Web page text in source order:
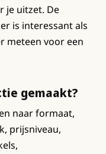
je uitzet. De
is interessant als
meteen voor een
gemaakt?
naar formaat,
prijsniveau,